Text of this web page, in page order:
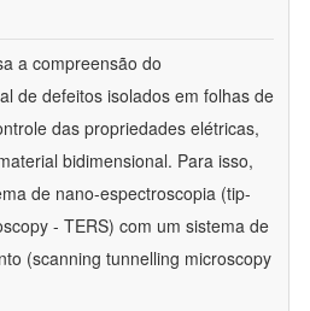
a compreensão do
de defeitos isolados em folhas de
das propriedades elétricas,
bidimensional. Para isso,
de nano-espectroscopia (tip-
- TERS) com um sistema de
(scanning tunnelling microscopy